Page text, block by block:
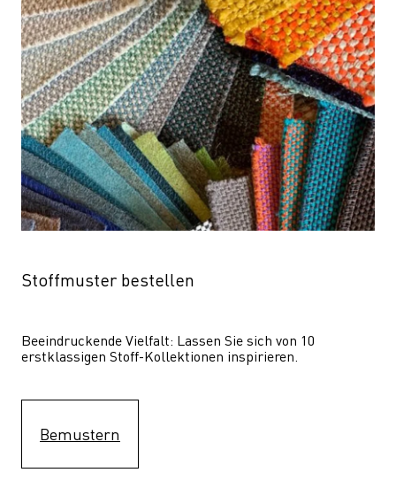
Stoffmuster bestellen
Beeindruckende Vielfalt: Lassen Sie sich von 10
erstklassigen Stoff-Kollektionen inspirieren.
Bemustern